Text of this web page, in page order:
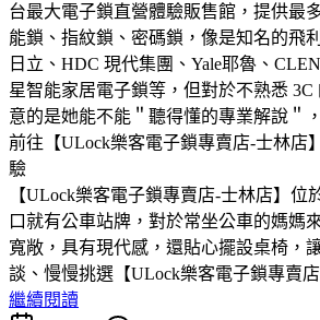
台最大電子鎖直營體驗販售館，提供最
能鎖、指紋鎖、密碼鎖，像是知名的飛
日立、HDC 現代集團、Yale耶魯、
星智能家居電子鎖等，但對於不熟悉
意的是她能不能＂聽得懂的專業解說＂
前往【ULock樂客電子鎖專賣店-士林店
驗
【ULock樂客電子鎖專賣店-士林店】位
口就有公車站牌，對於常坐公車的媽媽
寬敞，具有現代感，還貼心擺設桌椅，
談、慢慢挑選【ULock樂客電子鎖專賣店
繼續閱讀